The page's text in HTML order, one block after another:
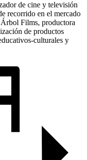
de cine y televisión
recorrido en el mercado
Films, productora
de productos
culturales y